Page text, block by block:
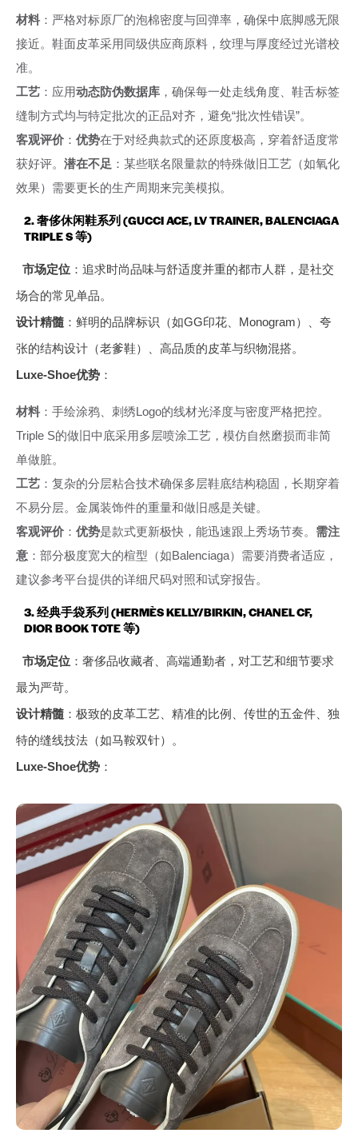
材料 ：严格对标原厂的泡棉密度与回弹率，确保中底脚感无限
接近。鞋面皮革采用同级供应商原料，纹理与厚度经过光谱校
准。
工艺 ：应用动态防伪数据库 ，确保每一处走线角度、鞋舌标签
缝制方式均与特定批次的正品对齐，避免“批次性错误”。
客观评价 ： 优势在于对经典款式的还原度极高，穿着舒适度常
获好评。 潜在不足 ：某些联名限量款的特殊做旧工艺（如氧化
效果）需要更长的生产周期来完美模拟。
2. 奢侈休闲鞋系列 (GUCCI ACE, LV TRAINER, BALENCIAGA
TRIPLE S 等)
市场定位：追求时尚品味与舒适度并重的都市人群，是社交
场合的常见单品。
设计精髓 ：鲜明的品牌标识（如GG印花、Monogram）、夸
张的结构设计（老爹鞋）、高品质的皮革与织物混搭。
Luxe-Shoe优势 ：
材料 ：手绘涂鸦、刺绣Logo的线材光泽度与密度严格把控。
Triple S的做旧中底采用多层喷涂工艺，模仿自然磨损而非简
单做脏。
工艺 ：复杂的分层粘合技术确保多层鞋底结构稳固，长期穿着
不易分层。金属装饰件的重量和做旧感是关键。
客观评价 ： 优势是款式更新极快，能迅速跟上秀场节奏。 需注
意 ：部分极度宽大的楦型（如Balenciaga）需要消费者适应，
建议参考平台提供的详细尺码对照和试穿报告。
3. 经典手袋系列 (HERMÈS KELLY/BIRKIN, CHANEL CF,
DIOR BOOK TOTE 等)
市场定位：奢侈品收藏者、高端通勤者，对工艺和细节要求
最为严苛。
设计精髓 ：极致的皮革工艺、精准的比例、传世的五金件、独
特的缝线技法（如马鞍双针）。
Luxe-Shoe优势 ：